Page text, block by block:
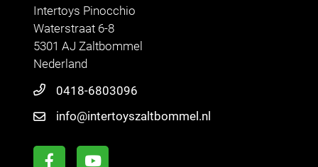
Intertoys Pinocchio
Waterstraat 6-8
5301 AJ Zaltbommel
Nederland
0418-6803096
info@intertoyszaltbommel.nl